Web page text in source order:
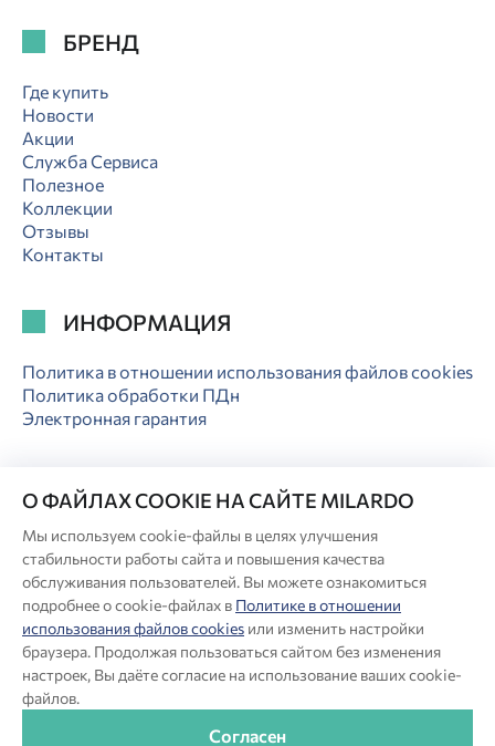
БРЕНД
Где купить
Новости
Акции
Служба Сервиса
Полезное
Коллекции
Отзывы
Контакты
ИНФОРМАЦИЯ
Политика в отношении использования файлов cookies
Политика обработки ПДн
Электронная гарантия
© Milardo
Разработка сайта:
Производитель оставляет за собой право в любой момент
вносить изменения в комплектацию, дизайн и характеристики
товара, не ухудшающие его качество.
Актуальная информация о продукции Milardo — на сайте
бренда www.milardo.ru.
О ФАЙЛАХ COOKIE НА САЙТЕ MILARDO
Мы используем cookie-файлы в целях улучшения
стабильности работы сайта и повышения качества
обслуживания пользователей. Вы можете ознакомиться
подробнее о cookie-файлах в Политике в отношении
использования файлов cookies или изменить настройки
браузера. Продолжая пользоваться сайтом без изменения
настроек, Вы даёте согласие на использование ваших cookie-
файлов.
Согласен